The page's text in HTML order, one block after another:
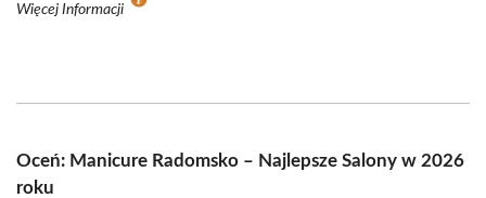
Więcej Informacji
Oceń: Manicure Radomsko – Najlepsze Salony w 2026
roku